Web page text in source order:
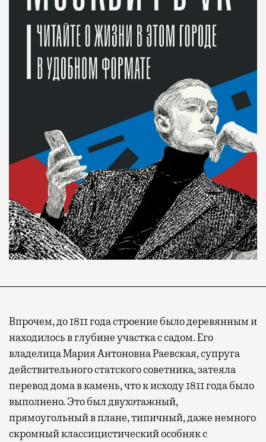
Впрочем, до 1811 года строение было деревянным и
находилось в глубине участка с садом. Его
владелица Мария Антоновна Раевская, супруга
действительного статского советника, затеяла
перевод дома в камень, что к исходу 1811 года было
выполнено. Это был двухэтажный,
прямоугольный в плане, типичный, даже немного
скромный классицистический особняк с